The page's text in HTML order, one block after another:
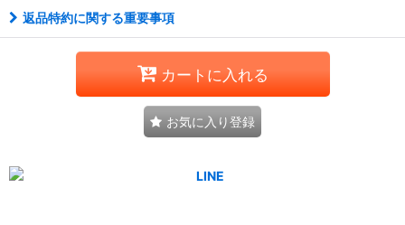
返品特約に関する重要事項
カートに入れる
お気に入り登録